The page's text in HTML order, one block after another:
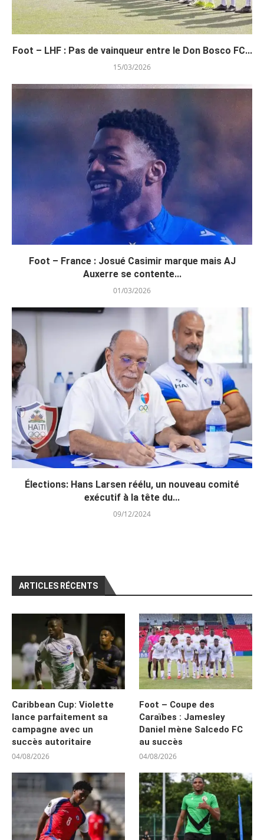
Foot – LHF : Pas de vainqueur entre le Don Bosco FC...
15/03/2026
Foot – France : Josué Casimir marque mais AJ
Auxerre se contente...
01/03/2026
Élections: Hans Larsen réélu, un nouveau comité
exécutif à la tête du...
09/12/2024
ARTICLES RÉCENTS
Caribbean Cup: Violette
lance parfaitement sa
campagne avec un
succès autoritaire
04/08/2026
Foot – Coupe des
Caraïbes : Jamesley
Daniel mène Salcedo FC
au succès
04/08/2026